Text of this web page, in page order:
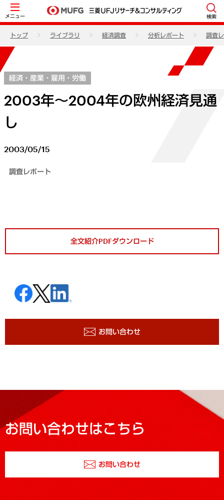
メニュー 検索
トップ ライブラリ 経済調査 分析レポート 調査
経済・産業・雇用・労働
2003年～2004年の欧州経済見通
し
2003/05/15
調査レポート
全文紹介PDFダウンロード
お問い合わせ
お問い合わせはこちら
お問い合わせ